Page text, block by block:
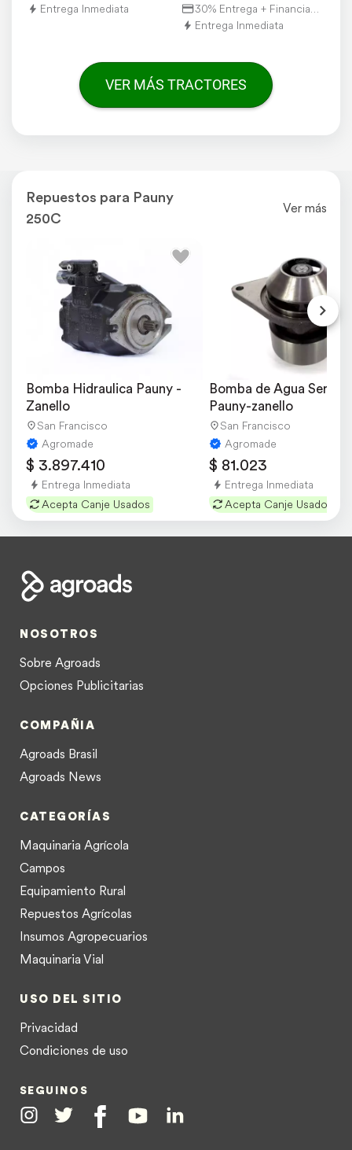
Entrega Inmediata
30% Entrega + Financiación
Entrega Inmediata
VER MÁS TRACTORES
Repuestos para Pauny
250C
Ver más
Bomba Hidraulica Pauny -
Zanello
San Francisco
Agromade
$ 3.897.410
Entrega Inmediata
Acepta Canje Usados
Bomba de Agua Serie B
Pauny-zanello
San Francisco
Agromade
$ 81.023
Entrega Inmediata
Acepta Canje Usados
NOSOTROS
Sobre Agroads
Opciones Publicitarias
COMPAÑIA
Agroads Brasil
Agroads News
CATEGORÍAS
Maquinaria Agrícola
Campos
Equipamiento Rural
Repuestos Agrícolas
Insumos Agropecuarios
Maquinaria Vial
USO DEL SITIO
Privacidad
Condiciones de uso
SEGUINOS
InstagramTwitter FacebookYoutubeLinkedin